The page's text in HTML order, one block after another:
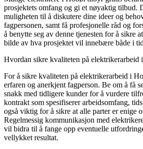
prosjektets omfang og gi et nøyaktig tilbud.
muligheten til å diskutere dine ideer og
fagpersonen, samt få profesjonelle råd og
å benytte seg av denne tjenesten for å sikre
bilde av hva prosjektet vil innebære både i
Hvordan sikre kvaliteten på elektrikerarbeid
For å sikre kvaliteten på elektrikerarbeid i
erfaren og anerkjent fagperson. Be om å få
snakk med tidligere kunder for å vurdere
kontrakt som spesifiserer arbeidsomfang,
også viktig for å sikre at alle parter er enige
Regelmessig kommunikasjon med
vil bidra til å fange opp eventuelle
vellykket resultat.